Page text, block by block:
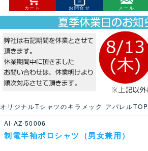
カート お問合せ メール
オリジナルTシャツのキラメック アパレルTOP
AI-AZ-50006
制電半袖ポロシャツ（男女兼用）